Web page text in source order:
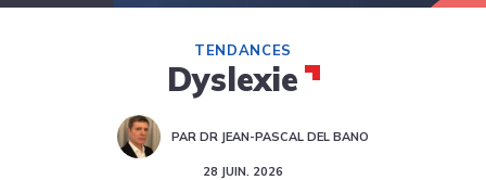
TENDANCES
Dyslexie
PAR DR JEAN-PASCAL DEL BANO
28 JUIN. 2026